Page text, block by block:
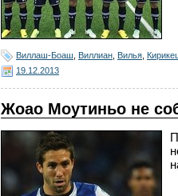
Виллаш-Боаш Виллиан Вилья
19.12.2013
Жоао Моутиньо не